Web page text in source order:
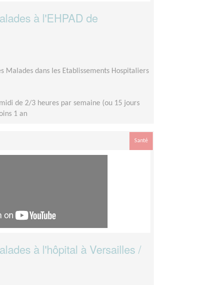
à l'EHPAD de
Malades dans les Etablissements Hospitaliers
de 2/3 heures par semaine (ou 15 jours
1 an
Santé
à l'hôpital à Versailles /